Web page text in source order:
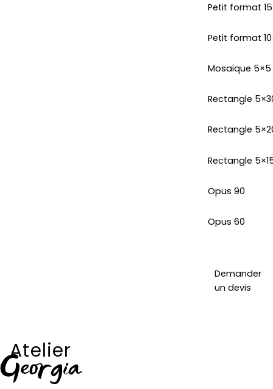
Petit format
Petit format
Mosaïque 5×5
Rectangle
Rectangle
Rectangle
Opus 90
Opus 60
Demander
un devis
Atelier
Georgia